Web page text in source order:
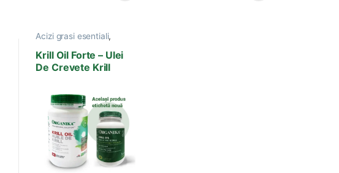
Acizi grasi esentiali,
Krill Oil Forte – Ulei
De Crevete Krill
90 Capsule